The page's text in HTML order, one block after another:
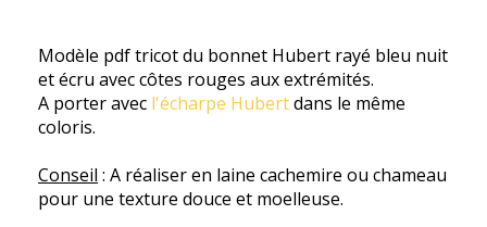
Modèle pdf tricot du bonnet Hubert rayé bleu nuit
et écru avec côtes rouges aux extrémités.
A porter avec l'écharpe Hubertdans le même
coloris.
Conseil : A réaliser en laine cachemire ou chameau
pour une texture douce et moelleuse.